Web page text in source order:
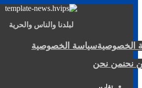
لبلدنا والناس والحرية
الخصوصيةسياسة الخصوصية
نحنمن نحن